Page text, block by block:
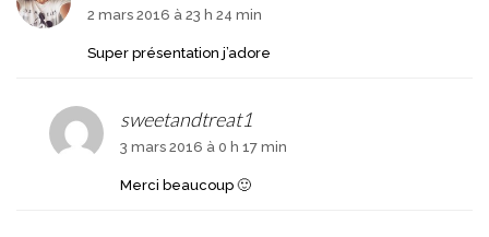
2 mars 2016 à 23 h 24 min
Super présentation j’adore
sweetandtreat1
3 mars 2016 à 0 h 17 min
Merci beaucoup 🙂